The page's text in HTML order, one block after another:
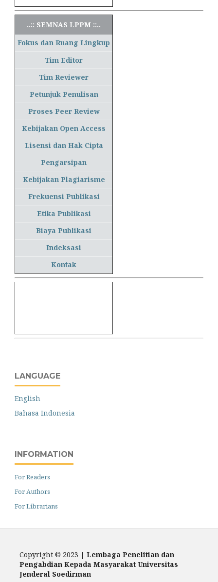
..:: SEMNAS LPPM ::..
Fokus dan Ruang Lingkup
Tim Editor
Tim Reviewer
Petunjuk Penulisan
Proses Peer Review
Kebijakan Open Access
Lisensi dan Hak Cipta
Pengarsipan
Kebijakan Plagiarisme
Frekuensi Publikasi
Etika Publikasi
Biaya Publikasi
Indeksasi
Kontak
LANGUAGE
English
Bahasa Indonesia
INFORMATION
For Readers
For Authors
For Librarians
Copyright © 2023 | Lembaga Penelitian dan
Pengabdian Kepada Masyarakat Universitas
Jenderal Soedirman